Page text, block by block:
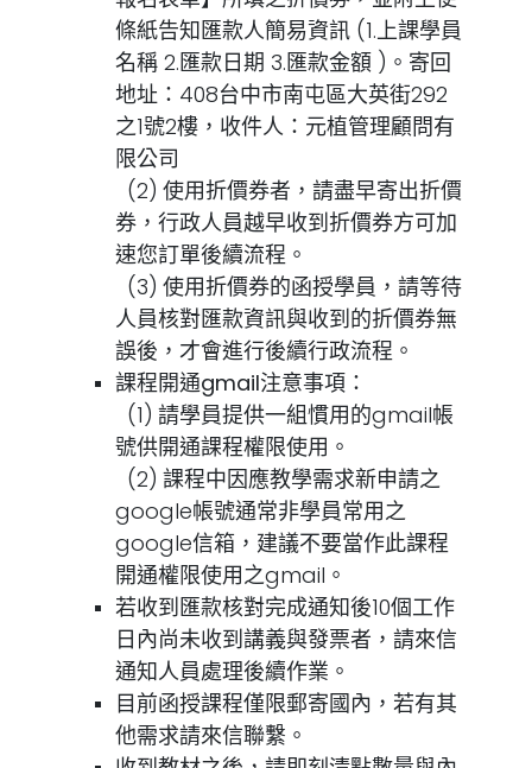
條紙告知匯款人簡易資訊 (1.上課學員
名稱 2.匯款日期 3.匯款金額 )。寄回
地址：408台中市南屯區大英街292
之1號2樓，收件人：元植管理顧問有
限公司
(2) 使用折價券者，請盡早寄出折價
券，行政人員越早收到折價券方可加
速您訂單後續流程。
(3) 使用折價券的函授學員，請等待
人員核對匯款資訊與收到的折價券無
誤後，才會進行後續行政流程。
課程開通gmail注意事項：
(1) 請學員提供一組慣用的gmail帳
號供開通課程權限使用。
(2) 課程中因應教學需求新申請之
google帳號通常非學員常用之
google信箱，建議不要當作此課程
開通權限使用之gmail。
若收到匯款核對完成通知後10個工作
日內尚未收到講義與發票者，請來信
通知人員處理後續作業。
目前函授課程僅限郵寄國內，若有其
他需求請來信聯繫。